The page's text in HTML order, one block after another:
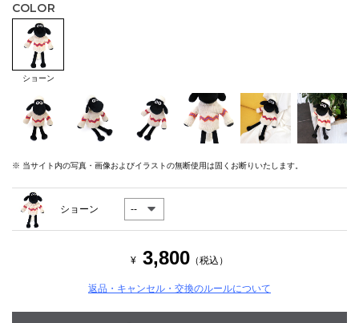
COLOR
ショーン
※ 当サイト内の写真・画像およびイラストの無断使用は固くお断りいたします。
ショーン
¥ 3,800 （税込）
返品・キャンセル・交換のルールについて